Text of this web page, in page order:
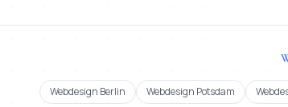
Webdesign Berlin Webdesign Potsdam